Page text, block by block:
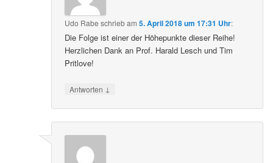
Udo Rabe schriebam5. April 2018 um 17:31 Uhr:
Die Folge ist einer der Höhepunkte dieser Reihe!
Herzlichen Dank an Prof. Harald Lesch und Tim
Pritlove!
Antworten ↓